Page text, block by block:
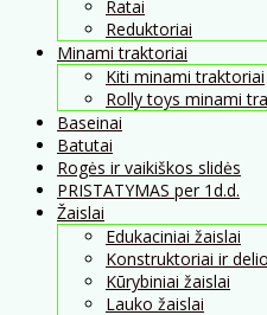
Ratai
Reduktoriai
Minami traktoriai
Kiti minami traktoriai
Rolly toys minami
Baseinai
Batutai
Rogės ir vaikiškos slidės
PRISTATYMAS per 1d.d.
Žaislai
Edukaciniai žaislai
Konstruktoriai ir
Kūrybiniai žaislai
Lauko žaislai